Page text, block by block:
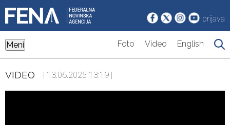
prijava
Meni Foto Video English
VIDEO | 13.06.2025 13:19 |